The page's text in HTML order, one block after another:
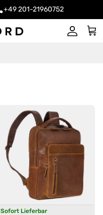
+49 201-21960752
Konto
Sofort Lieferbar